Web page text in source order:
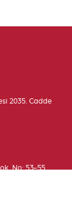
2035. Cadde
No: 53-55